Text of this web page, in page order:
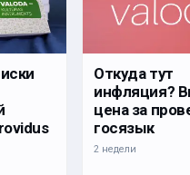
Откуда тут
инфляция?
цена за
госязык
2 недели